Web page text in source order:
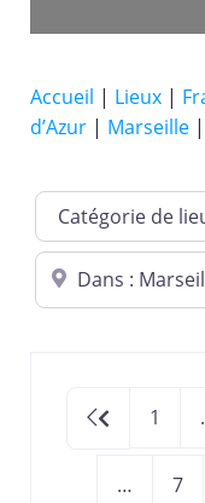
Accueil | Lieux |
d’Azur | Marseille |
Catégorie de lieu
Dans quelle ville ?
Newer
1
… 7